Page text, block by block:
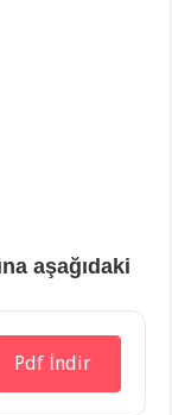
aşağıdaki
Pdf İndir